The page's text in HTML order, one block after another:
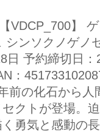
VDCP_700】
シンソクノゲノ
日 予約締切日
：
前の化石から
クトが登場。
く勇気と感動の